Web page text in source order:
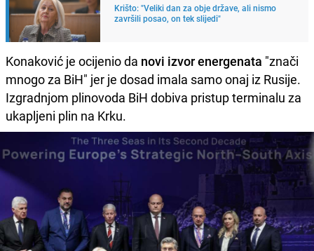
Krišto: "Veliki dan za obje države, ali nismo
završili posao, on tek slijedi"
Konaković je ocijenio da novi izvor energenata "znači
mnogo za BiH" jer je dosad imala samo onaj iz Rusije.
Izgradnjom plinovoda BiH dobiva pristup terminalu za
ukapljeni plin na Krku.